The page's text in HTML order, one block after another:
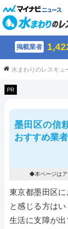
掲載業者
水まわりのレスキュ
PR
墨田区の信
おすすめ業
◆本ページはア
東京都墨田区
と感じる方は
生活に支障が